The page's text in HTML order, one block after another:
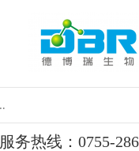
主
菜
单
服务热线：0755-